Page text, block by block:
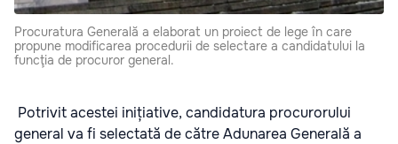
Procuratura Generală a elaborat un proiect de lege în care
propune modificarea procedurii de selectare a candidatului la
funcţia de procuror general.
Potrivit acestei inițiative, candidatura procurorului
general va fi selectată de către Adunarea Generală a